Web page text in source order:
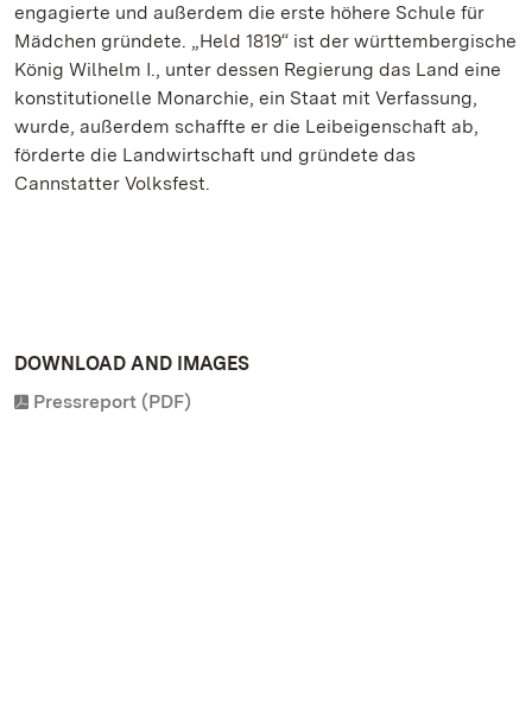
engagierte und außerdem die erste höhere Schule für
Mädchen gründete. „Held 1819“ ist der württembergische
König Wilhelm I., unter dessen Regierung das Land eine
konstitutionelle Monarchie, ein Staat mit Verfassung,
wurde, außerdem schaffte er die Leibeigenschaft ab,
förderte die Landwirtschaft und gründete das
Cannstatter Volksfest.
DOWNLOAD AND IMAGES
Pressreport (PDF)